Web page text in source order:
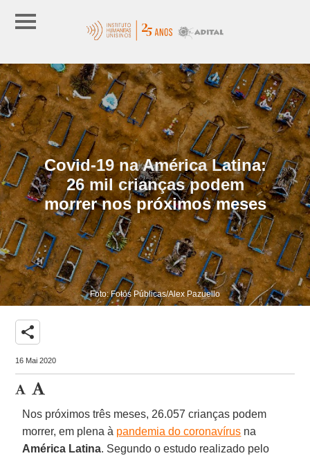
Covid-19 na América Latina:
26 mil crianças podem
morrer nos próximos meses
Foto: Fotos Públicas/Alex Pazuello
share
16 Mai 2020
Nos próximos três meses, 26.057 crianças podem
morrer, em plena à pandemia do coronavírus na
América Latina. Segundo o estudo realizado pelo